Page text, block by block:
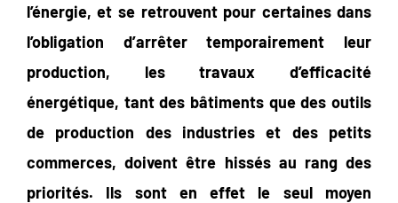
l’énergie, et se retrouvent pour certaines dans
l’obligation d’arrêter temporairement leur
production, les travaux d’efficacité
énergétique, tant des bâtiments que des outils
de production des industries et des petits
commerces, doivent être hissés au rang des
priorités. Ils sont en effet le seul moyen